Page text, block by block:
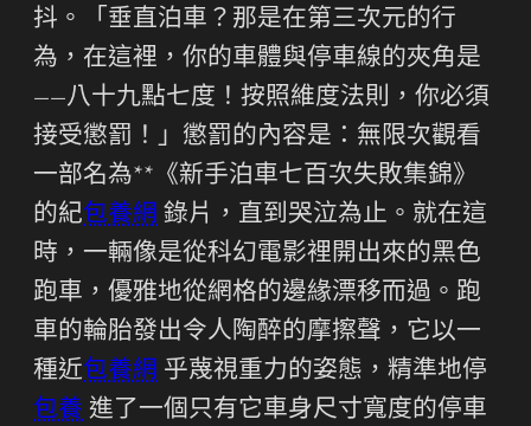
抖。「垂直泊車？那是在第三次元的行
為，在這裡，你的車體與停車線的夾角是
——八十九點七度！按照維度法則，你必須
接受懲罰！」懲罰的內容是：無限次觀看
一部名為**《新手泊車七百次失敗集錦》
的紀包養網 錄片，直到哭泣為止。就在這
時，一輛像是從科幻電影裡開出來的黑色
跑車，優雅地從網格的邊緣漂移而過。跑
車的輪胎發出令人陶醉的摩擦聲，它以一
種近包養網 乎蔑視重力的姿態，精準地停
包養 進了一個只有它車身尺寸寬度的停車